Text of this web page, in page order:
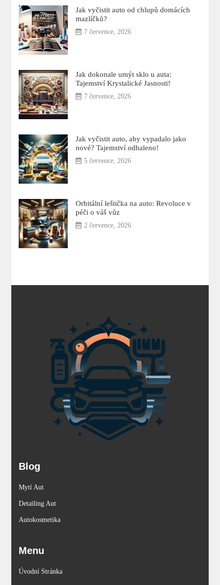
Jak vyčistit auto od chlupů domácích
mazlíčků?
7 července, 2026
Jak dokonale umýt sklo u auta:
Tajemství Krystalické Jasnosti!
7 července, 2026
Jak vyčistit auto, aby vypadalo jako
nové? Tajemství odhaleno!
5 července, 2026
Orbitální leštička na auto: Revoluce v
péči o váš vůz
2 července, 2026
Blog
Mytí Aut
Detailing Aut
Autokosmetika
Menu
Úvodní Stránka